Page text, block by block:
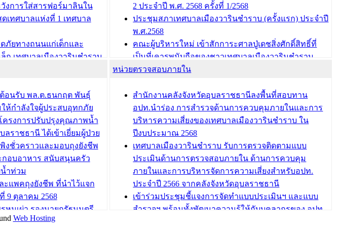
งการใส่สารฟอร์มาลินใน
เทศบาลแห่งที่ 1 เทศบาล
ภัยทางถนนแก่เด็กและ
ก เทศบาลเมืองวารินชำราบ
วมประชุมปรึกษาหารือการ
2 ประจำปี พ.ศ. 2568 ครั้งที่ 1/2568
ประชุมสภาเทศบาลเมืองวารินชำราบ (ครั้งแรก) ประจำปี
พ.ศ.2568
คณะผู้บริหารใหม่ เข้าสักการะศาลปู่เดชสิ่งศักดิ์สิทธิ์ที่
เป็นที่เคารพนับถือของชาวเทศบาลเมืองวารินชำราบ
อนรับ พล.ต.ธนกฤต พันธุ์
ห้กำลังใจผู้ประสบอุทกภัย
รงการปรับปรุงคุณภาพน้ำ
ราชธานี ได้เข้าเยี่ยมผู้ป่วย
งชั่วคราวและมอบถุงยังชีพ
อบอาหาร สนับสนุนครัว
ำท่วม
แพคถุงยังชีพ ที่นำไว้แจก
9 ตุลาคม 2568
หมเผ่า รองนายกรัฐมนตรี
งเกษตรและสหกรณ์ ลงพื้นที่
หน่วยตรวจสอบภายใน
สำนักงานคลังจังหวัดอุบลราชธานีลงพื้นที่สอบทาน
อปท.นำร่อง การสำรวจด้านการควบคุมภายในและการ
บริหารความเสี่ยงของเทศบาลเมืองวารินชำราบ ใน
ปีงบประมาณ 2568
เทศบาลเมืองวารินชำราบ รับการตรวจติดตามแบบ
ประเมินด้านการตรวจสอบภายใน ด้านการควบคุม
ภายในและการบริหารจัดการความเสี่ยงสำหรับอปท.
ประจำปี 2566 จากคลังจังหวัดอุบลราชธานี
เข้าร่วมประชุมชี้แจงการจัดทำแบบประเมินฯ และแบบ
สำรวจฯ พร้อมทั้งพัฒนาความรู้ให้กับบุคลากรของ อปท.
Web Hosting